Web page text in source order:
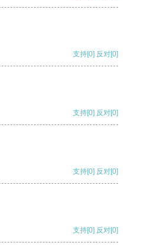
支持[0] 反对[0]
支持[0] 反对[0]
支持[0] 反对[0]
支持[0] 反对[0]